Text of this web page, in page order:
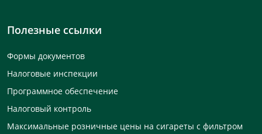
Полезные ссылки
Формы документов
Налоговые инспекции
Программное обеспечение
Налоговый контроль
Максимальные розничные цены на сигареты с фильтром